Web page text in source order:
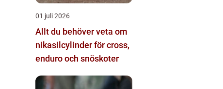
01 juli 2026
Allt du behöver veta om
nikasilcylinder för cross,
enduro och snöskoter